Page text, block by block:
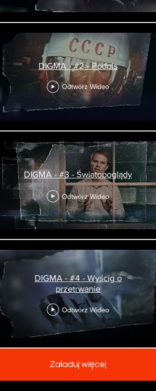
DIGMA - #2 - Podpis
Odtwórz Wideo
DIGMA - #3 - Światopoglądy
Odtwórz Wideo
DIGMA - #4 - Wyścig o
przetrwanie
Odtwórz Wideo
Załaduj więcej